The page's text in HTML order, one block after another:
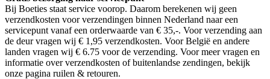
Bij Boeties staat service voorop. Daarom berekenen wij geen
verzendkosten voor verzendingen binnen Nederland naar een
servicepunt vanaf een orderwaarde van € 35,-. Voor verzending aan
de deur vragen wij € 1,95 verzendkosten. Voor België en andere
landen vragen wij € 6.75 voor de verzending. Voor meer vragen en
informatie over verzendkosten of buitenlandse zendingen, bekijk
onze pagina ruilen & retouren.